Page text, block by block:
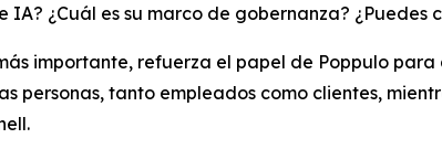
¿Cuál es su marco de gobernanza? ¿Puedes
importante, refuerza el papel de Poppulo
personas, tanto empleados como clientes,